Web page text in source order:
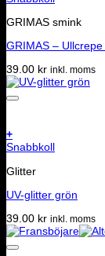
GRIMAS smink
GRIMAS –
39.00 kr inkl. moms
+
Snabbkoll
Glitter
UV-glitter grön
39.00 kr inkl. moms